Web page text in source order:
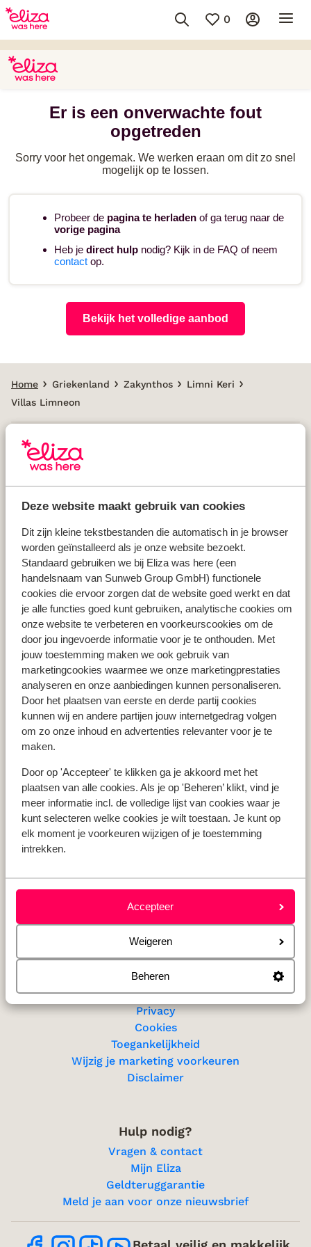
Deze website maakt gebruik van cookies
Dit zijn kleine tekstbestanden die automatisch in je browser
worden geïnstalleerd als je onze website bezoekt.
Standaard gebruiken we bij Eliza was here (een
handelsnaam van Sunweb Group GmbH) functionele
cookies die ervoor zorgen dat de website goed werkt en dat
je alle functies goed kunt gebruiken, analytische cookies om
onze website te verbeteren en voorkeurscookies om de
door jou ingevoerde informatie voor je te onthouden. Met
jouw toestemming maken we ook gebruik van
marketingcookies waarmee we onze marketingprestaties
analyseren en onze aanbiedingen kunnen personaliseren.
Door het plaatsen van eerste en derde partij cookies
kunnen wij en andere partijen jouw internetgedrag volgen
om zo onze inhoud en advertenties relevanter voor je te
maken.
Door op 'Accepteer' te klikken ga je akkoord met het
plaatsen van alle cookies. Als je op 'Beheren’ klikt, vind je
meer informatie incl. de volledige lijst van cookies waar je
kunt selecteren welke cookies je wilt toestaan. Je kunt op
elk moment je voorkeuren wijzigen of je toestemming
intrekken.
Accepteer
Weigeren
Beheren
0
Er is een onverwachte fout
opgetreden
Sorry voor het ongemak. We werken eraan om dit zo snel
mogelijk op te lossen.
Probeer de pagina te herladen of ga terug naar de
vorige pagina
Heb je direct hulp nodig? Kijk in de FAQ of neem
contact op.
Bekijk het volledige aanbod
Home Griekenland Zakynthos
Limni Keri
Villas Limneon
Vakantie Griekenland
Vakantie Spanje
Vakantie Italië
Vakantie Portugal
Populaire regio's
Vakantie Kreta
Vakantie Zakynthos
Vakantie Andalusië
Vakantie Algarve
Type vakantie
Zomervakantie
Herfstvakantie
Verantwoord op vakantie
Vacatures
Sitemap
Privacy & cookies
Privacy
Cookies
Toegankelijkheid
Wijzig je marketing voorkeuren
Disclaimer
Hulp nodig?
Vragen & contact
Mijn Eliza
Geldteruggarantie
Meld je aan voor onze nieuwsbrief